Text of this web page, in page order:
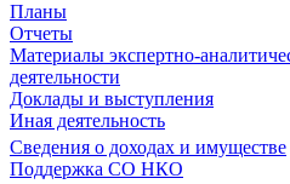
Планы
Отчеты
Материалы экспертно-
деятельности
Доклады и выступления
Иная деятельность
Сведения о доходах и имуществе
Поддержка СО НКО